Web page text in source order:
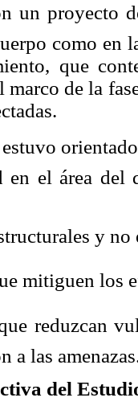
un proyecto
como en
que
marco de la
estuvo
en el área del
y
mitiguen los
reduzcan
a las
del